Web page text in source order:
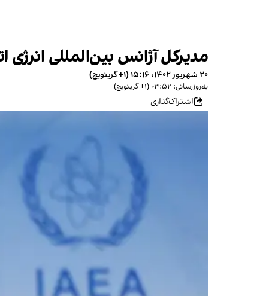
مدیرکل آژانس بین‌المللی
۲۰ شهریور ۱۴۰۲، ۱۵:۱۶ (‎+۱ گرینویچ)
به‌روزرسانی: ۰۳:۵۲ (‎+۱ گرینویچ)
اشتراک‌گذاری